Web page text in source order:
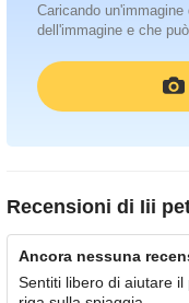
Caricando
dell'immagine e che
Recensioni di Iii
Ancora nessuna
Sentiti libero di aiutare